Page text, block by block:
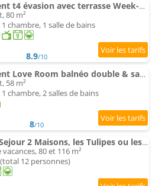
Appartement t4 évasion avec terrasse Week-end détente
80 m²
chambre, 1 salle de bains
8.9/10
Appartement Love Room balnéo double & sauna Privés - Nuit d'exception
58 m²
chambre, 2 salles de bains
8/10
Montalieu Sejour 2 Maisons, les Tulipes ou les Bambous
80 et 116 m²
12 personnes)